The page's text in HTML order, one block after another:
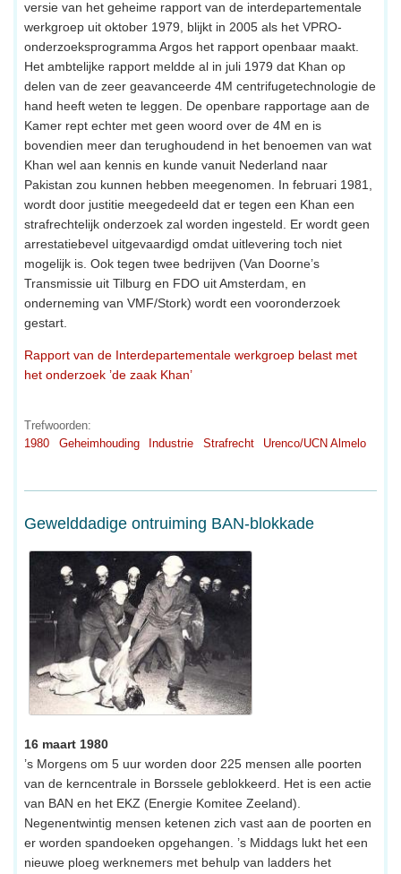
versie van het geheime rapport van de interdepartementale
werkgroep uit oktober 1979, blijkt in 2005 als het VPRO-
onderzoeksprogramma Argos het rapport openbaar maakt.
Het ambtelijke rapport meldde al in juli 1979 dat Khan op
delen van de zeer geavanceerde 4M centrifugetechnologie de
hand heeft weten te leggen. De openbare rapportage aan de
Kamer rept echter met geen woord over de 4M en is
bovendien meer dan terughoudend in het benoemen van wat
Khan wel aan kennis en kunde vanuit Nederland naar
Pakistan zou kunnen hebben meegenomen. In februari 1981,
wordt door justitie meegedeeld dat er tegen een Khan een
strafrechtelijk onderzoek zal worden ingesteld. Er wordt geen
arrestatiebevel uitgevaardigd omdat uitlevering toch niet
mogelijk is. Ook tegen twee bedrijven (Van Doorne’s
Transmissie uit Tilburg en FDO uit Amsterdam, en
onderneming van VMF/Stork) wordt een vooronderzoek
gestart.
Rapport van de Interdepartementale werkgroep belast met
het onderzoek ’de zaak Khan’
Trefwoorden:
1980
Geheimhouding Industrie Strafrecht Urenco/UCN Almelo
Gewelddadige ontruiming BAN-blokkade
16 maart 1980
’s Morgens om 5 uur worden door 225 mensen alle poorten
van de kerncentrale in Borssele geblokkeerd. Het is een actie
van BAN en het EKZ (Energie Komitee Zeeland).
Negenentwintig mensen ketenen zich vast aan de poorten en
er worden spandoeken opgehangen. ’s Middags lukt het een
nieuwe ploeg werknemers met behulp van ladders het